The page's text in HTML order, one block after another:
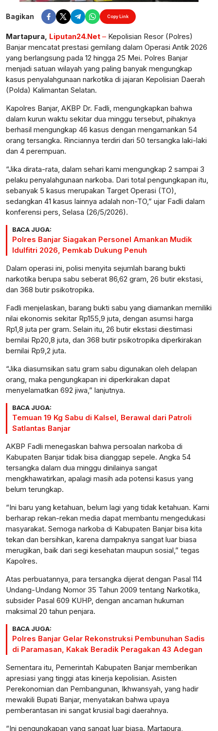
Bagikan Copy Link
Martapura, Liputan24.Net – Kepolisian Resor (Polres)
Banjar mencatat prestasi gemilang dalam Operasi Antik 2026
yang berlangsung pada 12 hingga 25 Mei. Polres Banjar
menjadi satuan wilayah yang paling banyak mengungkap
kasus penyalahgunaan narkotika di jajaran Kepolisian Daerah
(Polda) Kalimantan Selatan.
Kapolres Banjar, AKBP Dr. Fadli, mengungkapkan bahwa
dalam kurun waktu sekitar dua minggu tersebut, pihaknya
berhasil mengungkap 46 kasus dengan mengamankan 54
orang tersangka. Rinciannya terdiri dari 50 tersangka laki-laki
dan 4 perempuan.
“Jika dirata-rata, dalam sehari kami mengungkap 2 sampai 3
pelaku penyalahgunaan narkoba. Dari total pengungkapan itu,
sebanyak 5 kasus merupakan Target Operasi (TO),
sedangkan 41 kasus lainnya adalah non-TO,” ujar Fadli dalam
konferensi pers, Selasa (26/5/2026).
BACA JUGA:
Polres Banjar Siagakan Personel Amankan Mudik
Idulfitri 2026, Pemkab Dukung Penuh
Dalam operasi ini, polisi menyita sejumlah barang bukti
narkotika berupa sabu seberat 86,62 gram, 26 butir ekstasi,
dan 368 butir psikotropika.
Fadli menjelaskan, barang bukti sabu yang diamankan memiliki
nilai ekonomis sekitar Rp155,9 juta, dengan asumsi harga
Rp1,8 juta per gram. Selain itu, 26 butir ekstasi diestimasi
bernilai Rp20,8 juta, dan 368 butir psikotropika diperkirakan
bernilai Rp9,2 juta.
“Jika diasumsikan satu gram sabu digunakan oleh delapan
orang, maka pengungkapan ini diperkirakan dapat
menyelamatkan 692 jiwa,” lanjutnya.
BACA JUGA:
Temuan 19 Kg Sabu di Kalsel, Berawal dari Patroli
Satlantas Banjar
AKBP Fadli menegaskan bahwa persoalan narkoba di
Kabupaten Banjar tidak bisa dianggap sepele. Angka 54
tersangka dalam dua minggu dinilainya sangat
mengkhawatirkan, apalagi masih ada potensi kasus yang
belum terungkap.
“Ini baru yang ketahuan, belum lagi yang tidak ketahuan. Kami
berharap rekan-rekan media dapat membantu mengedukasi
masyarakat. Semoga narkoba di Kabupaten Banjar bisa kita
tekan dan bersihkan, karena dampaknya sangat luar biasa
merugikan, baik dari segi kesehatan maupun sosial,” tegas
Kapolres.
Atas perbuatannya, para tersangka dijerat dengan Pasal 114
Undang-Undang Nomor 35 Tahun 2009 tentang Narkotika,
subsider Pasal 609 KUHP, dengan ancaman hukuman
maksimal 20 tahun penjara.
BACA JUGA:
Polres Banjar Gelar Rekonstruksi Pembunuhan Sadis
di Paramasan, Kakak Beradik Peragakan 43 Adegan
Sementara itu, Pemerintah Kabupaten Banjar memberikan
apresiasi yang tinggi atas kinerja kepolisian. Asisten
Perekonomian dan Pembangunan, Ikhwansyah, yang hadir
mewakili Bupati Banjar, menyatakan bahwa upaya
pemberantasan ini sangat krusial bagi daerahnya.
“Ini pengungkapan yang sangat luar biasa. Martapura,